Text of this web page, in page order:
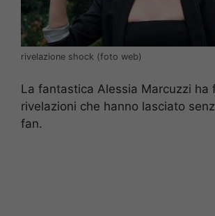
rivelazione shock (foto web)
La fantastica Alessia Marcuzzi ha
rivelazioni che hanno lasciato
fan.